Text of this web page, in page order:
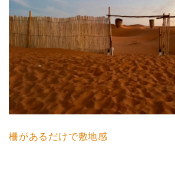
柵があるだけで敷地感